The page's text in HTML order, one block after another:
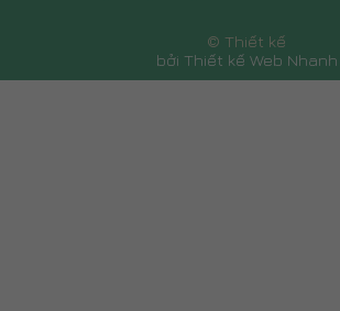
© Thiết kế
bởi Thiết kế Web Nhanh